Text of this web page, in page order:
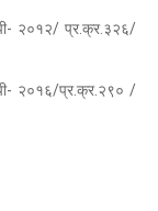
२०१२/ प्र.क्र.३२६/
२०१६/प्र.क्र.२९० /